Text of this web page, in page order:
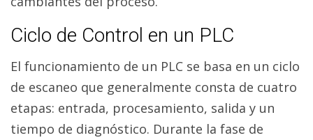
Ciclo de Control en un PLC
El funcionamiento de un PLC se basa en un ciclo
de escaneo que generalmente consta de cuatro
etapas: entrada, procesamiento, salida y un
tiempo de diagnóstico. Durante la fase de